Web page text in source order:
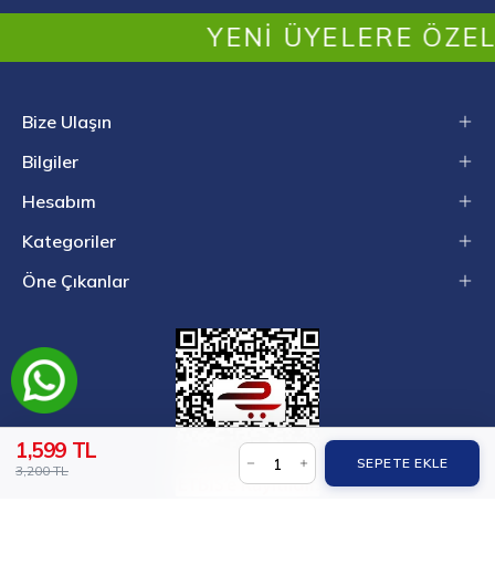
1,599 TL
3,200 TL SEPETE EKLE
YENI ÜYELERE ÖZEL
Bize Ulaşın
Bilgiler
Hesabım
Kategoriler
Öne Çıkanlar